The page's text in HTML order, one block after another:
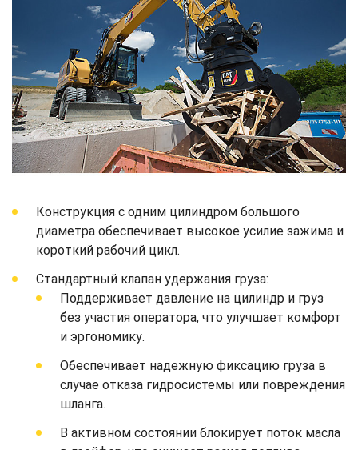
Конструкция с одним цилиндром большого
диаметра обеспечивает высокое усилие зажима и
короткий рабочий цикл.
Стандартный клапан удержания груза:
Поддерживает давление на цилиндр и груз
без участия оператора, что улучшает комфорт
и эргономику.
Обеспечивает надежную фиксацию груза в
случае отказа гидросистемы или повреждения
шланга.
В активном состоянии блокирует поток масла